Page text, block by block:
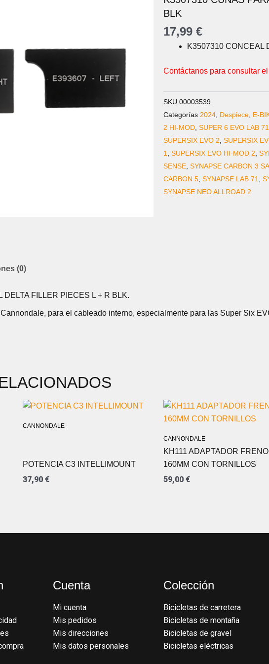
BLK
17,99 €
K3507310 CONCEAL
Contáctanos para consultar
SKU 00003539
Categorías 2024, Despiece, E-
2 HI-MOD, SUPER 6 EVO LAB 71
SUPERSIX EVO 2, SUPERSIX
1, SUPERSIX EVO HI-MOD 2,
SENSE, SYNAPSE CARBON 3
CARBON 5, SYNAPSE LAB 71,
SYNAPSE NEO ALLROAD 2
(0)
DELTA FILLER PIECES L + R BLK.
para el cableado interno, especialmente para las Super Six
CANNONDALE
POTENCIA C3 INTELLIMOUNT
37,90 €
CANNONDALE
KH111 ADAPTADOR FRENO
160MM CON TORNILLOS
59,00 €
Cuenta
Mi cuenta
Mis pedidos
Mis direcciones
Mis datos personales
Colección
Bicicletas de carretera
Bicicletas de montaña
Bicicletas de gravel
Bicicletas eléctricas